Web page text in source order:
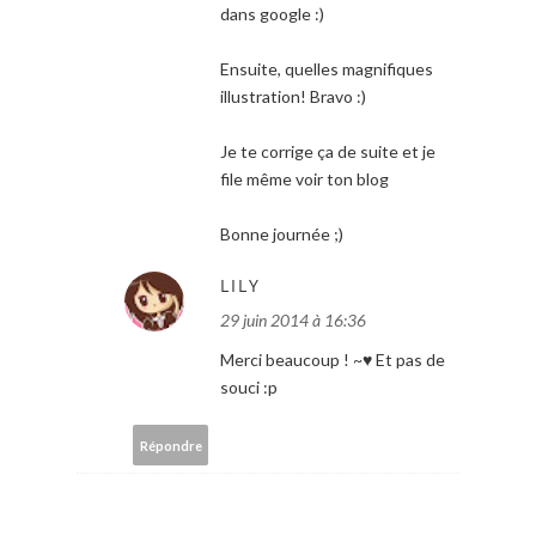
dans google :)
Ensuite, quelles magnifiques
illustration! Bravo :)
Je te corrige ça de suite et je
file même voir ton blog
Bonne journée ;)
LILY
29 juin 2014 à 16:36
Merci beaucoup ! ~♥ Et pas de
souci :p
Répondre